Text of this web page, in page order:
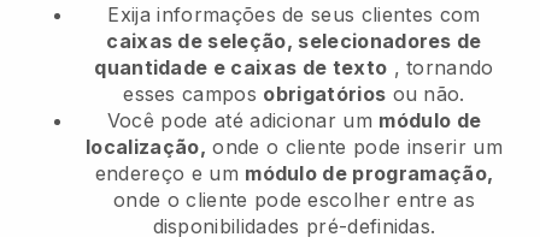
Exija informações de seus clientes com
caixas de seleção, selecionadores de
quantidade e caixas de texto , tornando
esses campos obrigatórios ou não.
Você pode até adicionar um módulo de
localização, onde o cliente pode inserir um
endereço e um módulo de programação,
onde o cliente pode escolher entre as
disponibilidades pré-definidas.